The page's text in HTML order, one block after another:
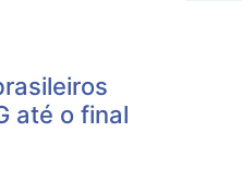
até o final